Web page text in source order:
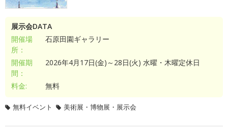
展示会DATA
開催場
所：
石原田園ギャラリー
開催期
間：
2026年4月17日(金)～28日(火) 水曜・木曜定休日
料金: 無料
無料イベント 美術展・博物展・展示会